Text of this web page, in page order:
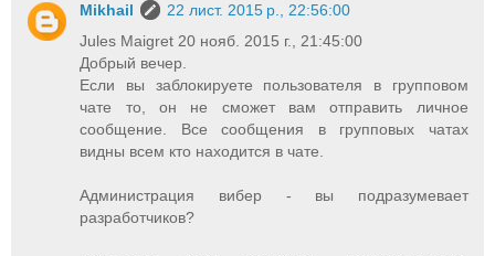
Mikhail
22 лист. 2015 р., 22:56:00
Jules Maigret 20 нояб. 2015 г., 21:45:00
Добрый вечер.
Если вы заблокируете пользователя в групповом
чате то, он не сможет вам отправить личное
сообщение. Все сообщения в групповых чатах
видны всем кто находится в чате.
Администрация вибер - вы подразумевает
разработчиков?